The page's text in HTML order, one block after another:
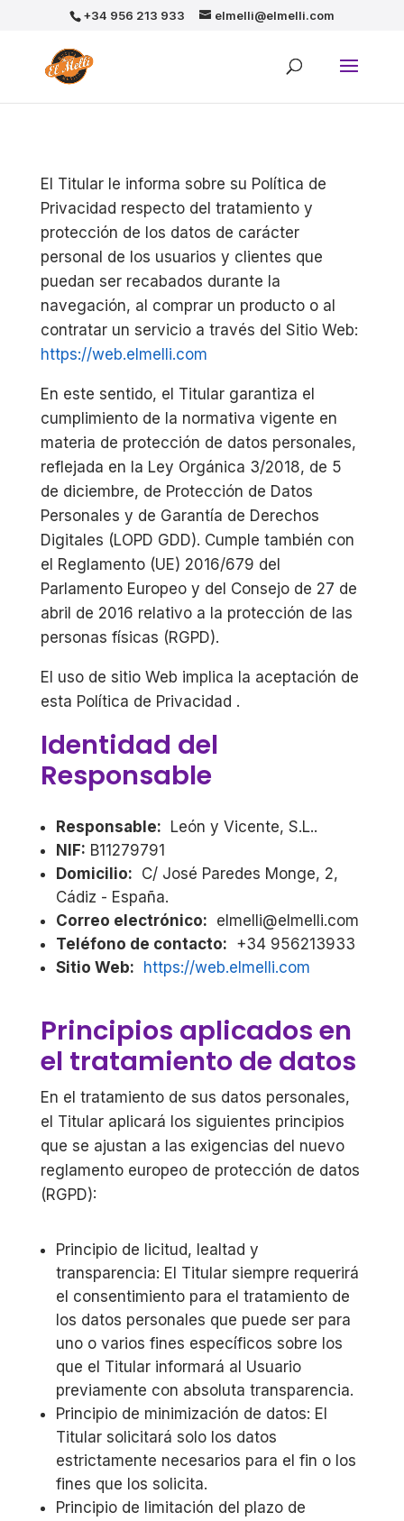
+34 956 213 933 elmelli@elmelli.com
El Titular le informa sobre su Política de
Privacidad respecto del tratamiento y
protección de los datos de carácter
personal de los usuarios y clientes que
puedan ser recabados durante la
navegación, al comprar un producto o al
contratar un servicio a través del Sitio Web:
https://web.elmelli.com
En este sentido, el Titular garantiza el
cumplimiento de la normativa vigente en
materia de protección de datos personales,
reflejada en la Ley Orgánica 3/2018, de 5
de diciembre, de Protección de Datos
Personales y de Garantía de Derechos
Digitales (LOPD GDD). Cumple también con
el Reglamento (UE) 2016/679 del
Parlamento Europeo y del Consejo de 27 de
abril de 2016 relativo a la protección de las
personas físicas (RGPD).
El uso de sitio Web implica la aceptación de
esta Política de Privacidad .
Identidad del
Responsable
Responsable: León y Vicente, S.L..
NIF: B11279791
Domicilio: C/ José Paredes Monge, 2,
Cádiz - España.
Correo electrónico: elmelli@elmelli.com
Teléfono de contacto: +34 956213933
Sitio Web:
https://web.elmelli.com
Principios aplicados en
el tratamiento de datos
En el tratamiento de sus datos personales,
el Titular aplicará los siguientes principios
que se ajustan a las exigencias del nuevo
reglamento europeo de protección de datos
(RGPD):
Principio de licitud, lealtad y
transparencia: El Titular siempre requerirá
el consentimiento para el tratamiento de
los datos personales que puede ser para
uno o varios fines específicos sobre los
que el Titular informará al Usuario
previamente con absoluta transparencia.
Principio de minimización de datos: El
Titular solicitará solo los datos
estrictamente necesarios para el fin o los
fines que los solicita.
Principio de limitación del plazo de